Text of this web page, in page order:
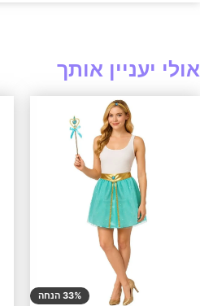
אולי יעניין אותך
33% הנחה